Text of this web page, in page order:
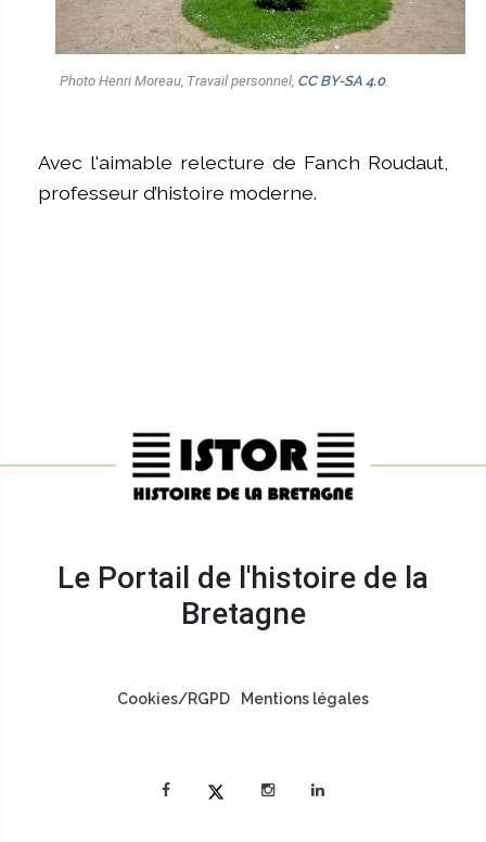
Photo Henri Moreau, Travail personnel, CC BY-SA 4.0.
Avec l'aimable relecture de Fanch Roudaut,
professeur d’histoire moderne.
Le Portail de l'histoire de la
Bretagne
Cookies/RGPD Mentions légales